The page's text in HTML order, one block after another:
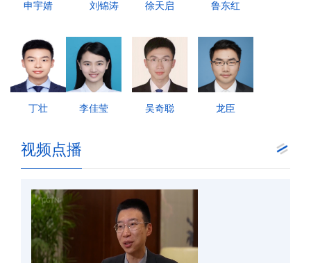
申宇婧 刘锦涛 徐天启 鲁东红
丁壮 李佳莹 吴奇聪 龙臣
视频点播